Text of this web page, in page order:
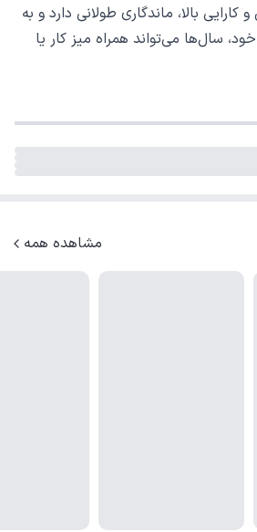
کارایی بالا، ماندگاری طولانی دارد و به
سال‌ها می‌تواند همراه میز کار یا
مشاهده همه